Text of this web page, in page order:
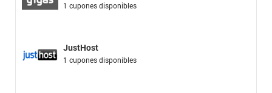
1 cupones disponibles
JustHost
1 cupones disponibles